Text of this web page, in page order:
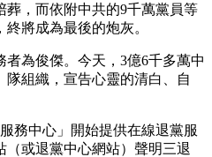
，而依附中共的9千萬黨員等
將成為最後的炮灰。
為俊傑。今天，3億6千多萬中
隊組織，宣告心靈的清白、自
務中心」開始提供在線退黨服
或退黨中心網站）聲明三退